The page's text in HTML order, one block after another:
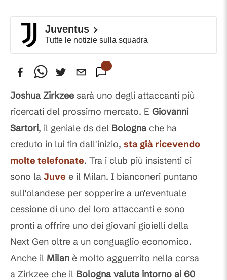
Juventus
Tutte le notizie sulla squadra
Joshua Zirkzeesarà uno degli attaccanti più
ricercati del prossimo mercato. E Giovanni
Sartori, il geniale ds del Bologna che ha
creduto in lui fin dall'inizio, sta già ricevendo
molte telefonate. Tra i club più insistenti ci
sono la Juve e il Milan. I bianconeri puntano
sull'olandese per sopperire a un'eventuale
cessione di uno dei loro attaccanti e sono
pronti a offrire uno dei giovani gioielli della
Next Gen oltre a un conguaglio economico.
Anche il Milan è molto agguerrito nella corsa
a Zirkzee che il Bologna valuta intorno ai 60